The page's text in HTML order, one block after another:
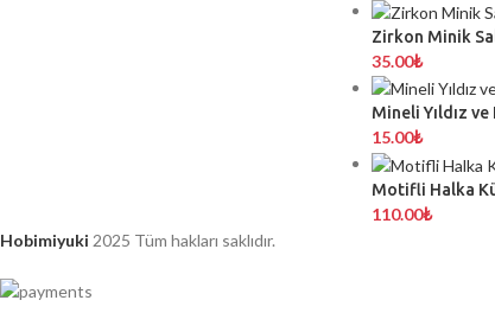
Zirkon Minik
35.00₺
Mineli Yıldız ve
15.00₺
Motifli Halka
110.00₺
Hobimiyuki 2025 Tüm hakları saklıdır.